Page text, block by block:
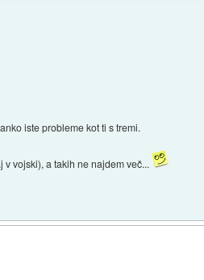
iste probleme kot ti s tremi.
vojski), a takih ne najdem več...